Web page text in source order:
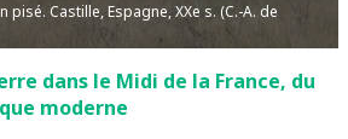
Castille, Espagne, XXe s. (C.-A. de
dans le Midi de la France, du
moderne